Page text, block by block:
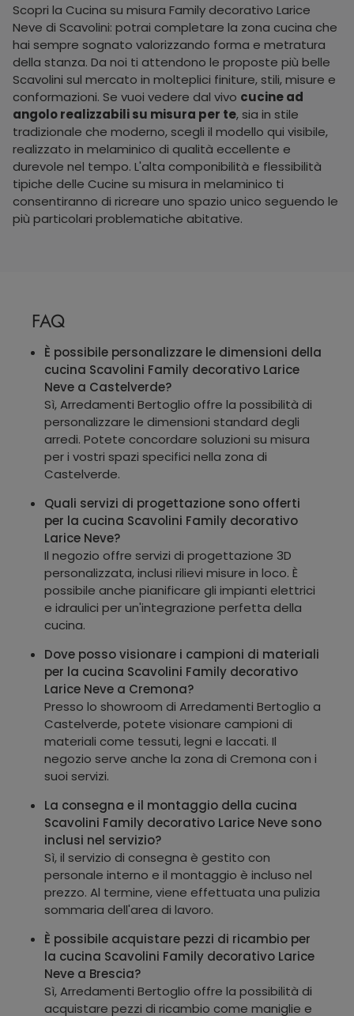
Scopri la Cucina su misura Family decorativo Larice
Neve di Scavolini: potrai completare la zona cucina che
hai sempre sognato valorizzando forma e metratura
della stanza. Da noi ti attendono le proposte più belle
Scavolini sul mercato in molteplici finiture, stili, misure e
conformazioni. Se vuoi vedere dal vivo cucine ad
angolo realizzabili su misura per te, sia in stile
tradizionale che moderno, scegli il modello qui visibile,
realizzato in melaminico di qualità eccellente e
durevole nel tempo. L'alta componibilità e flessibilità
tipiche delle Cucine su misura in melaminico ti
consentiranno di ricreare uno spazio unico seguendo le
più particolari problematiche abitative.
FAQ
È possibile personalizzare le dimensioni della
cucina Scavolini Family decorativo Larice
Neve a Castelverde?
Sì, Arredamenti Bertoglio offre la possibilità di
personalizzare le dimensioni standard degli
arredi. Potete concordare soluzioni su misura
per i vostri spazi specifici nella zona di
Castelverde.
Quali servizi di progettazione sono offerti
per la cucina Scavolini Family decorativo
Larice Neve?
Il negozio offre servizi di progettazione 3D
personalizzata, inclusi rilievi misure in loco. È
possibile anche pianificare gli impianti elettrici
e idraulici per un'integrazione perfetta della
cucina.
Dove posso visionare i campioni di materiali
per la cucina Scavolini Family decorativo
Larice Neve a Cremona?
Presso lo showroom di Arredamenti Bertoglio a
Castelverde, potete visionare campioni di
materiali come tessuti, legni e laccati. Il
negozio serve anche la zona di Cremona con i
suoi servizi.
La consegna e il montaggio della cucina
Scavolini Family decorativo Larice Neve sono
inclusi nel servizio?
Sì, il servizio di consegna è gestito con
personale interno e il montaggio è incluso nel
prezzo. Al termine, viene effettuata una pulizia
sommaria dell'area di lavoro.
È possibile acquistare pezzi di ricambio per
la cucina Scavolini Family decorativo Larice
Neve a Brescia?
Sì, Arredamenti Bertoglio offre la possibilità di
acquistare pezzi di ricambio come maniglie e